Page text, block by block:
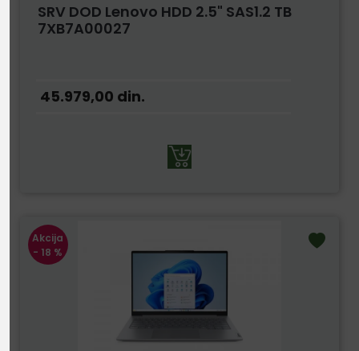
SRV DOD Lenovo HDD 2.5" SAS1.2 TB
7XB7A00027
45.979,00 din.
Akcija
- 18 %